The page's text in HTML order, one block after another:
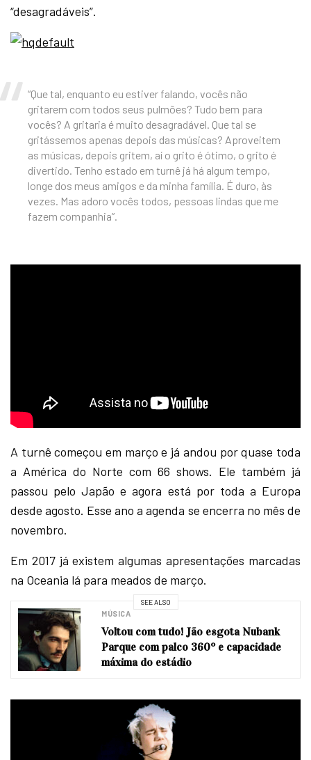
“desagradáveis”.
“Que tal, enquanto eu estiver falando, vocês não
gritarem com todos seus pulmões? Tudo bem para
vocês? A gritaria é muito desagradável. Que tal se
gritássemos apenas depois das músicas? Aproveitem
as músicas, depois gritem, aí o grito é ótimo, o grito é
divertido. Tenho estado em turnê já há algum tempo,
longe dos meus amigos e da minha família. É duro, às
vezes. Mas adoro vocês todos, pessoas lindas que me
fazem companhia”.
A turnê começou em março e já andou por quase toda
a América do Norte com 66 shows. Ele também já
passou pelo Japão e agora está por toda a Europa
desde agosto. Esse ano a agenda se encerra no mês de
novembro.
Em 2017 já existem algumas apresentações marcadas
na Oceania lá para meados de março.
SEE ALSO
MÚSICA
Voltou com tudo! Jão esgota Nubank
Parque com palco 360º e capacidade
máxima do estádio